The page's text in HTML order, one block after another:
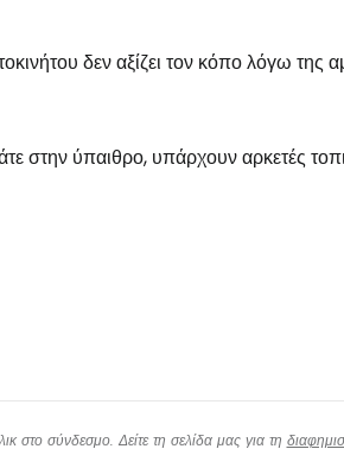
δεν αξίζει τον κόπο λόγω της
στην ύπαιθρο, υπάρχουν αρκετές
στο σύνδεσμο. Δείτε τη σελίδα μας για τη